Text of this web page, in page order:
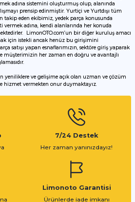
eksik bilgiler bulunuyor.
bulunuyor.
daha pahalı.
alternatifler olmalı.
adına sistemini oluşturmuş olup, alanında
prensip edinmiştir. Yurtiçi ve Yurtdışı tüm
takip eden ekibimiz, yedek parça konusunda
adına, kendi alanlarında her konuda
LimonOTO.com’un bir diğer kuruluş amacı
için istekli ancak henüz bu girişimini
satışı yapan esnaflarımızın, sektöre giriş yaparak
müşterimizin her zaman en doğru ve avantajlı
yeniliklere ve gelişime açık olan uzman ve çözüm
hizmet vermekten onur duymaktayız.
7/24 Destek
Her zaman yanınızdayız!
Limonoto Garantisi
Ürünlerde iade imkanı